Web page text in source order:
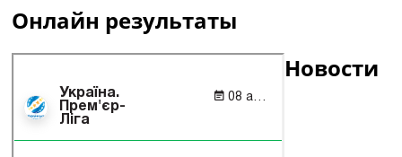
Онлайн результаты
Новости